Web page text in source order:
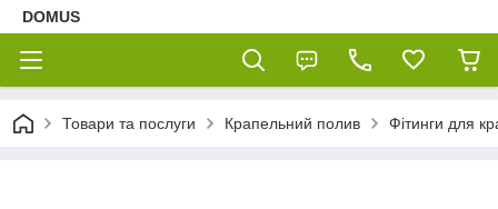
DOMUS
Товари та послуги Крапельний полив Фітинги для